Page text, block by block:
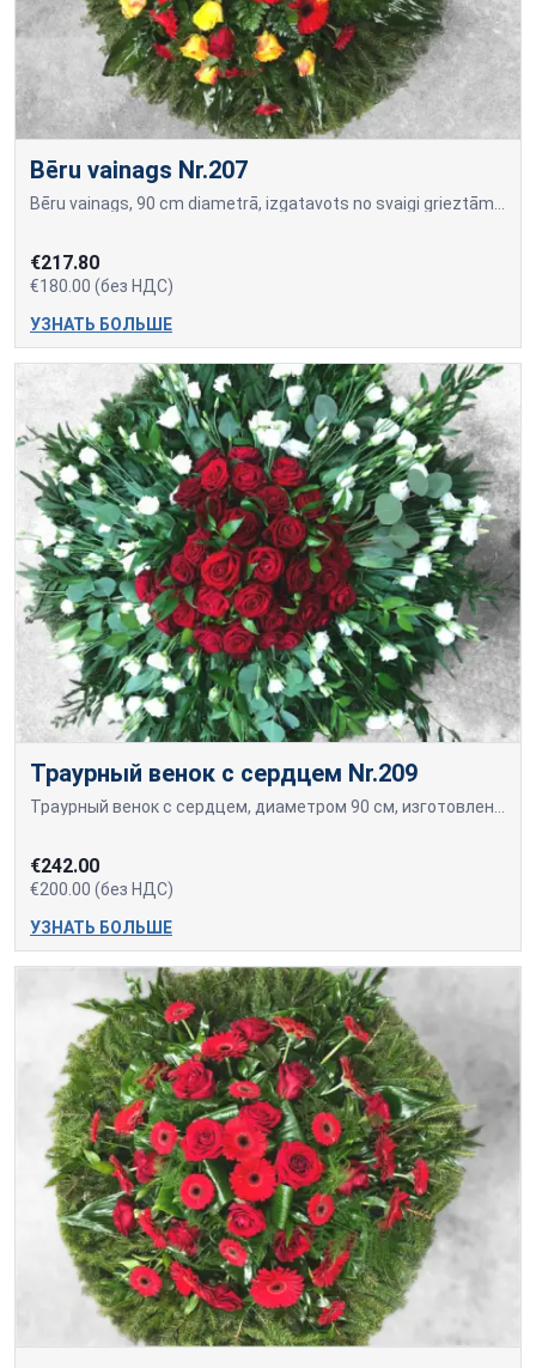
Bēru vainags Nr.207
Bēru vainags, 90 cm diametrā, izgatavots no svaigi grieztām sarkanām gerberām, sarkanām un dzeltenām rozēm.
€217.80
€180.00 (без НДС)
УЗНАТЬ БОЛЬШЕ
Траурный венок с сердцем Nr.209
€242.00
€200.00 (без НДС)
УЗНАТЬ БОЛЬШЕ